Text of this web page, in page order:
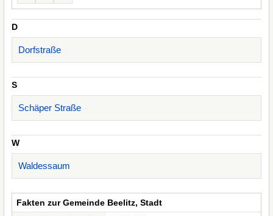
D
Dorfstraße
S
Schäper Straße
W
Waldessaum
Fakten zur Gemeinde Beelitz, Stadt